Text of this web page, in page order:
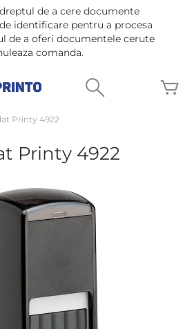
de a cere documente
identificare pentru a procesa
de a oferi documentele cerute
comanda.
la
Printy 4922
Printy 4922